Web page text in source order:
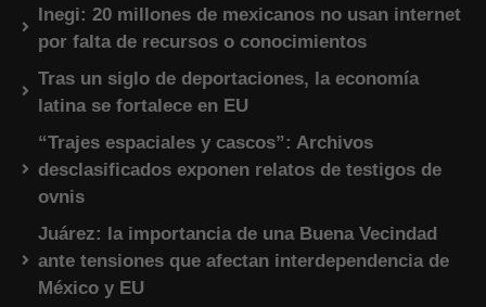
Inegi: 20 millones de mexicanos no usan internet
por falta de recursos o conocimientos
Tras un siglo de deportaciones, la economía
latina se fortalece en EU
“Trajes espaciales y cascos”: Archivos
desclasificados exponen relatos de testigos de
ovnis
Juárez: la importancia de una Buena Vecindad
ante tensiones que afectan interdependencia de
México y EU